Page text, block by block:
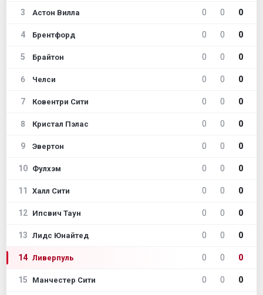
3 Астон Вилла 0 0 0
4 Брентфорд 0 0 0
5 Брайтон 0 0 0
6 Челси 0 0 0
7 Ковентри Сити 0 0 0
8 Кристал Пэлас 0 0 0
9 Эвертон 0 0 0
10 Фулхэм 0 0 0
11 Халл Сити 0 0 0
12 Ипсвич Таун 0 0 0
13 Лидс Юнайтед 0 0 0
14 Ливерпуль 0 0 0
15 Манчестер Сити 0 0 0